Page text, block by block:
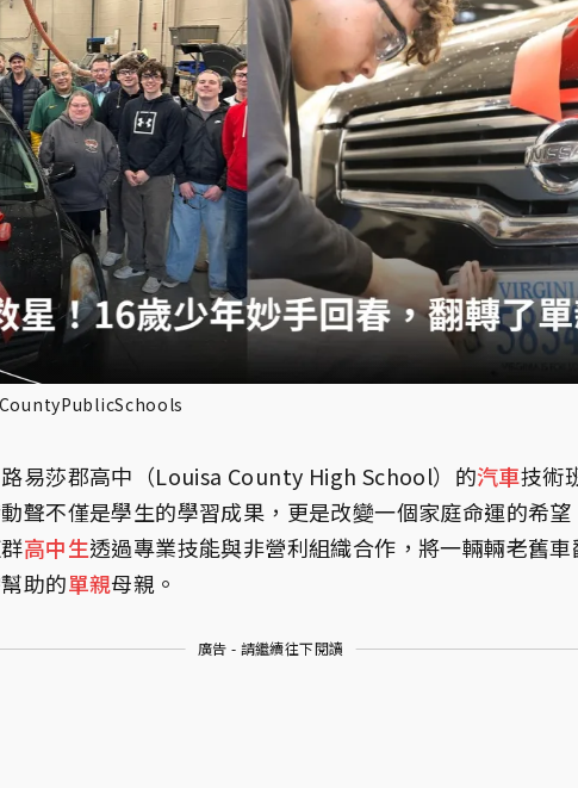
易莎郡高中（Louisa County High School）的汽車技術
聲不僅是學生的學習成果，更是改變一個家庭命運的希望
高中生透過專業技能與非營利組織合作，將一輛輛老舊
助的單親母親。
廣告 - 請繼續往下閱讀